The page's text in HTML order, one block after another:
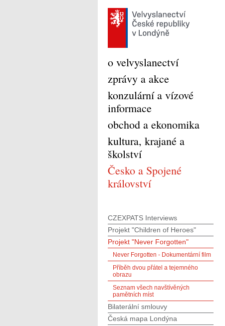
o velvyslanectví
zprávy a akce
konzulární a vízové
informace
obchod a ekonomika
kultura, krajané a
školství
Česko a Spojené
království
CZEXPATS Interviews
Projekt "Children of Heroes"
Projekt "Never Forgotten"
Never Forgotten - Dokumentární film
Příběh dvou přátel a tejemného
obrazu
Seznam všech navštívěných
pamětních míst
Bilaterální smlouvy
Česká mapa Londýna